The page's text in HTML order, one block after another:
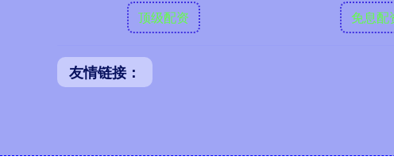
顶级配资 免息配
友情链接：